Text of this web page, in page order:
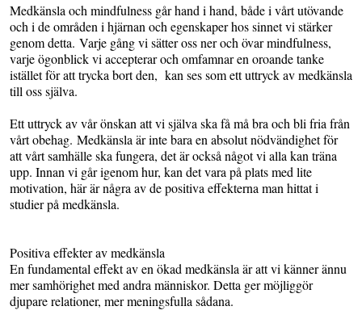
Medkänsla och mindfulness går hand i hand, både i vårt utövande
och i de områden i hjärnan och egenskaper hos sinnet vi stärker
genom detta. Varje gång vi sätter oss ner och övar mindfulness,
varje ögonblick vi accepterar och omfamnar en oroande tanke
istället för att trycka bort den, kan ses som ett uttryck av medkänsla
till oss själva.
Ett uttryck av vår önskan att vi själva ska få må bra och bli fria från
vårt obehag. Medkänsla är inte bara en absolut nödvändighet för
att vårt samhälle ska fungera, det är också något vi alla kan träna
upp. Innan vi går igenom hur, kan det vara på plats med lite
motivation, här är några av de positiva effekterna man hittat i
studier på medkänsla.
Positiva effekter av medkänsla
En fundamental effekt av en ökad medkänsla är att vi känner ännu
mer samhörighet med andra människor. Detta ger möjliggör
djupare relationer, mer meningsfulla sådana.